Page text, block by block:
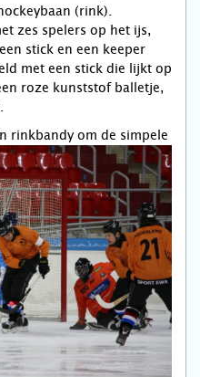
(rink).
zes spelers op het ijs,
stick en een keeper
met een stick die lijkt op
roze kunststof balletje,
rinkbandy om de simpele